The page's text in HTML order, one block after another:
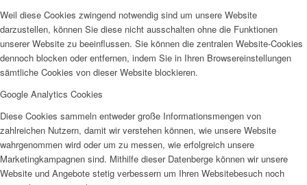
Weil diese Cookies zwingend notwendig sind um unsere Website
darzustellen, können Sie diese nicht ausschalten ohne die Funktionen
unserer Website zu beeinflussen. Sie können die zentralen Website-Cookies
dennoch blocken oder entfernen, indem Sie in Ihren Browsereinstellungen
sämtliche Cookies von dieser Website blockieren.
Google Analytics Cookies
Diese Cookies sammeln entweder große Informationsmengen von
zahlreichen Nutzern, damit wir verstehen können, wie unsere Website
wahrgenommen wird oder um zu messen, wie erfolgreich unsere
Marketingkampagnen sind. Mithilfe dieser Datenberge können wir unsere
Website und Angebote stetig verbessern um Ihren Websitebesuch noch